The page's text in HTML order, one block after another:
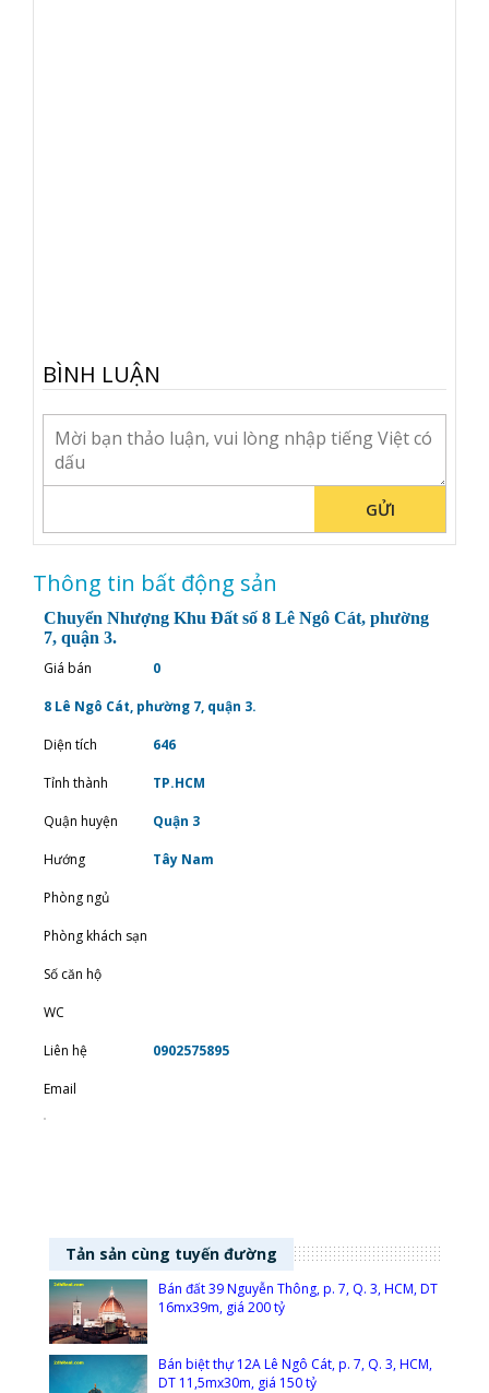
BÌNH LUẬN
GỬI
Thông tin bất động sản
Chuyển Nhượng Khu Đất số 8 Lê Ngô Cát, phường
7, quận 3.
Giá bán
0
8 Lê Ngô Cát, phường 7, quận 3.
Diện tích 646
Tỉnh thành TP.HCM
Quận huyện Quận 3
Hướng Tây Nam
Phòng ngủ
Phòng khách sạn
Số căn hộ
WC
Liên hệ 0902575895
Email
Tản sản cùng tuyến đường
Bán đất 39 Nguyễn Thông, p. 7, Q. 3, HCM, DT
16mx39m, giá 200 tỷ
Bán biệt thự 12A Lê Ngô Cát, p. 7, Q. 3, HCM,
DT 11,5mx30m, giá 150 tỷ